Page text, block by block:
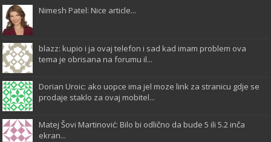
Nimesh Patel: Nice article...
blazz: kupio i ja ovaj telefon i sad kad imam problem ova
tema je obrisana na forumu il...
Dorian Uroic: ako uopce ima jel moze link za stranicu gdje se
prodaje staklo za ovaj mobitel...
Matej Šovi Martinović: Bilo bi odlično da bude 5 ili 5.2 inča
ekran...